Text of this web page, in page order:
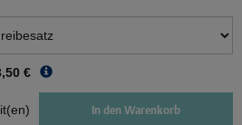
€
In den Warenkorb